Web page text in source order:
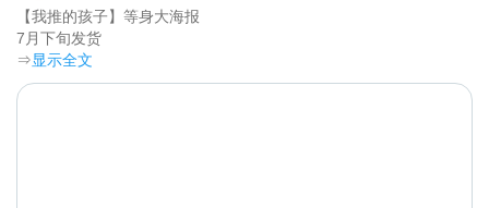
【我推的孩子】等身大海报
⇒显示全文